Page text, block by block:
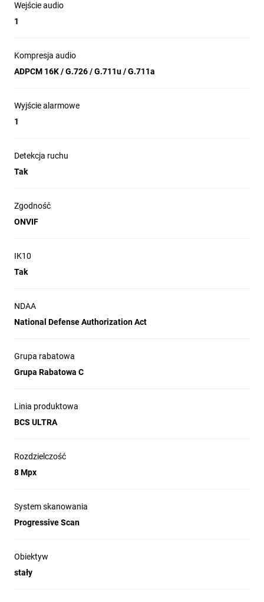
Wejście audio
1
Kompresja audio
ADPCM 16K / G.726 / G.711u / G.711a
Wyjście alarmowe
1
Detekcja ruchu
Tak
Zgodność
ONVIF
IK10
Tak
NDAA
National Defense Authorization Act
Grupa rabatowa
Grupa Rabatowa C
Linia produktowa
BCS ULTRA
Rozdzielczość
8 Mpx
System skanowania
Progressive Scan
Obiektyw
stały